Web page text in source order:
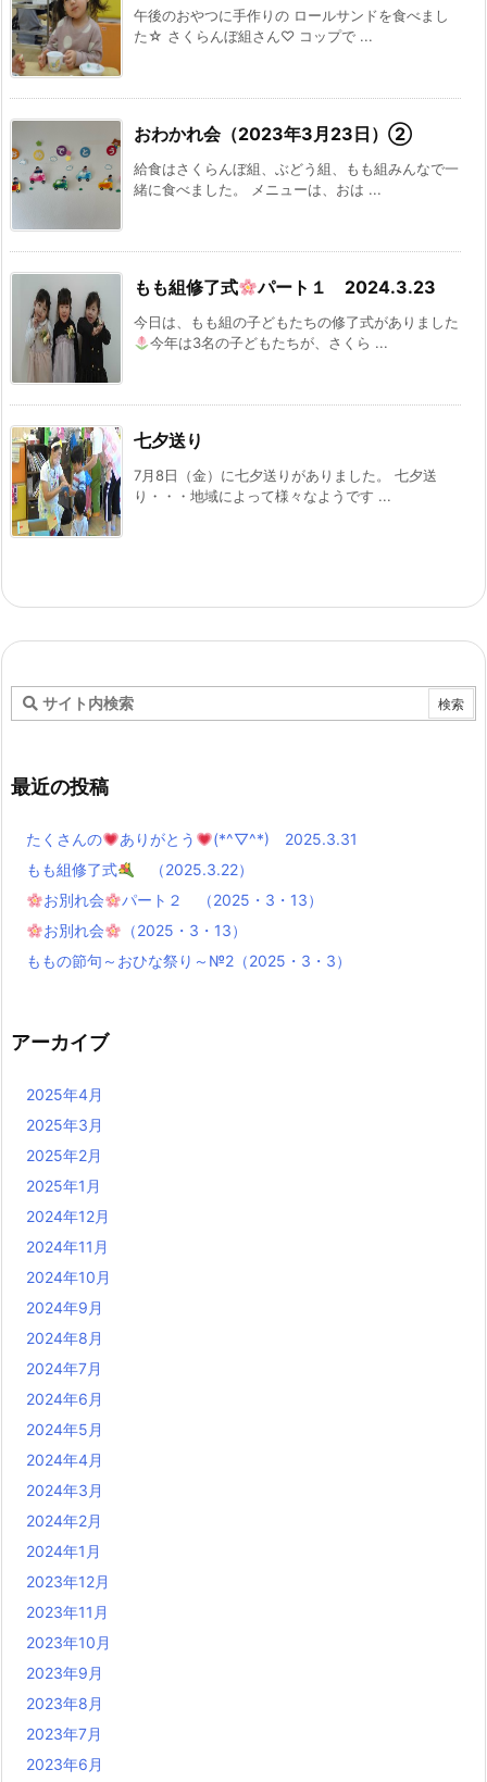
午後のおやつに手作りの ロールサンドを食べまし
た☆ さくらんぼ組さん♡ コップで ...
おわかれ会（2023年3月23日）②
給食はさくらんぼ組、ぶどう組、もも組みんなで一
緒に食べました。 メニューは、おは ...
もも組修了式 パート１ 2024.3.23
今日は、もも組の子どもたちの修了式がありました
今年は3名の子どもたちが、さくら ...
七夕送り
7月8日（金）に七夕送りがありました。 七夕送
り・・・地域によって様々なようです ...
最近の投稿
たくさんの ありがとう
(*^▽^*) 2025.3.31
もも組修了式
（2025.3.22）
お別れ会
パート２ （2025・3・13）
お別れ会
（2025・3・13）
ももの節句～おひな祭り～№2（2025・3・3）
アーカイブ
2025年4月
2025年3月
2025年2月
2025年1月
2024年12月
2024年11月
2024年10月
2024年9月
2024年8月
2024年7月
2024年6月
2024年5月
2024年4月
2024年3月
2024年2月
2024年1月
2023年12月
2023年11月
2023年10月
2023年9月
2023年8月
2023年7月
2023年6月